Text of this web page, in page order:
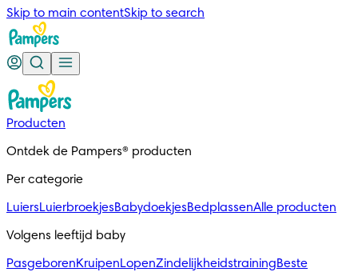
Skip to main contentSkip to search
Producten
Ontdek de Pampers® producten
Per categorie
LuiersLuierbroekjesBabydoekjesBedplassenAlle producten
Volgens leeftijd baby
PasgeborenKruipenLopenZindelijkheidstrainingBeste